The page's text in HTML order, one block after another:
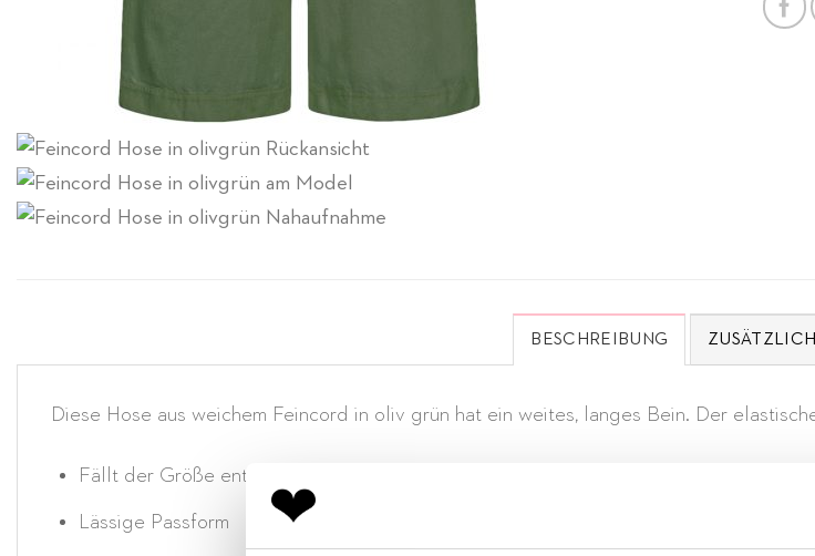
BESCHREIBUNG
Diese Hose aus weichem Feincord in oliv grün hat ein weites, langes Bein. Der
Fällt der Größe entsprechend normal aus
Lässige Passform